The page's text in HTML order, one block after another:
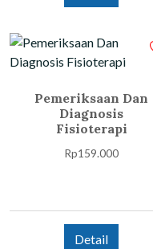
Pemeriksaan Dan
Diagnosis
Fisioterapi
Rp159.000
Detail